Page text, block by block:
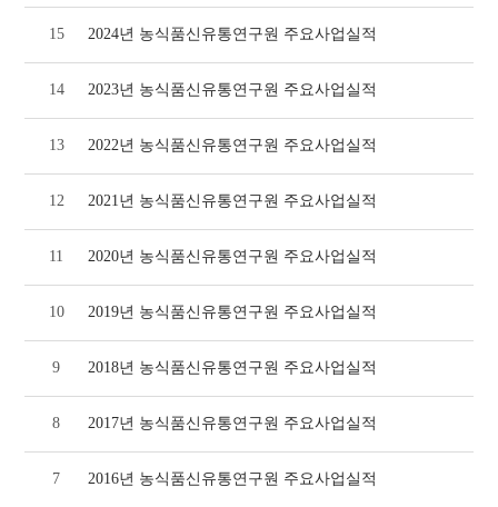
15 2024년 농식품신유통연구원 주요사업실적
14 2023년 농식품신유통연구원 주요사업실적
13 2022년 농식품신유통연구원 주요사업실적
12 2021년 농식품신유통연구원 주요사업실적
11 2020년 농식품신유통연구원 주요사업실적
10 2019년 농식품신유통연구원 주요사업실적
9 2018년 농식품신유통연구원 주요사업실적
8 2017년 농식품신유통연구원 주요사업실적
7 2016년 농식품신유통연구원 주요사업실적